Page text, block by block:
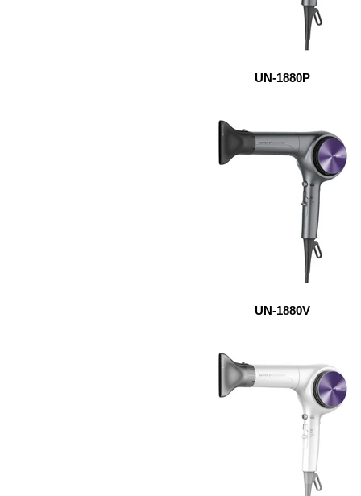
UN-1880P
UN-1880V